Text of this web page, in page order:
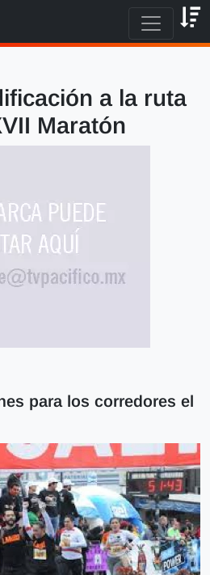
a la ruta
Maratón
para los corredores el